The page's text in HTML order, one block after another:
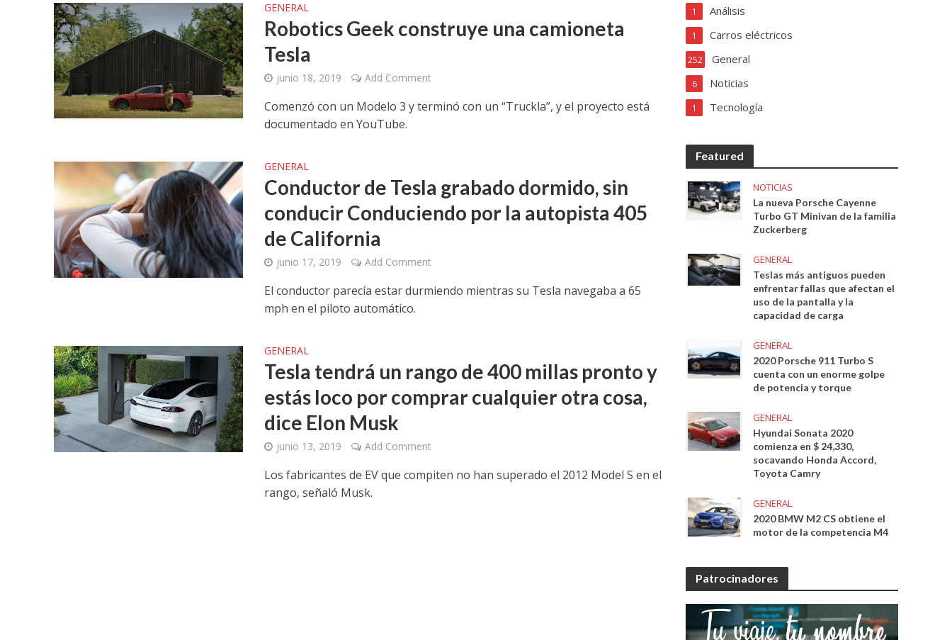
GENERAL
Robotics Geek construye una camioneta
Tesla
junio 18, 2019 Add Comment
Comenzó con un Modelo 3 y terminó con un “Truckla”, y el proyecto está
documentado en YouTube.
GENERAL
Conductor de Tesla grabado dormido, sin
conducir Conduciendo por la autopista 405
de California
junio 17, 2019 Add Comment
El conductor parecía estar durmiendo mientras su Tesla navegaba a 65
mph en el piloto automático.
GENERAL
Tesla tendrá un rango de 400 millas pronto y
estás loco por comprar cualquier otra cosa,
dice Elon Musk
junio 13, 2019 Add Comment
Los fabricantes de EV que compiten no han superado el 2012 Model S en el
rango, señaló Musk.
Análisis
1
Carros eléctricos
1
General
252
Noticias
6
Tecnología
1
Featured
NOTICIAS
La nueva Porsche Cayenne
Turbo GT Minivan de la familia
Zuckerberg
GENERAL
Teslas más antiguos pueden
enfrentar fallas que afectan el
uso de la pantalla y la
capacidad de carga
GENERAL
2020 Porsche 911 Turbo S
cuenta con un enorme golpe
de potencia y torque
GENERAL
Hyundai Sonata 2020
comienza en $ 24,330,
socavando Honda Accord,
Toyota Camry
GENERAL
2020 BMW M2 CS obtiene el
motor de la competencia M4
Patrocinadores